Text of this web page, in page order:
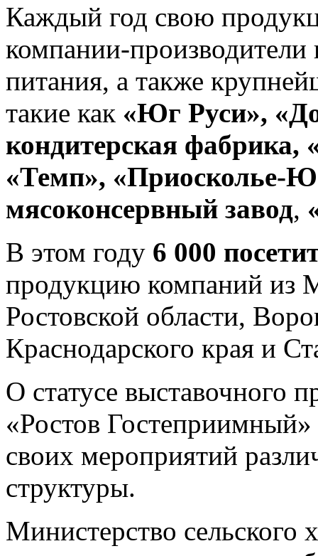
Каждый год свою
компании-
питания, а также
такие как «Юг Руси»,
кондитерская фабрика,
«Темп», «Приосколье-
мясоконсервный завод,
В этом году 6 000
продукцию компаний из
Ростовской области,
Краснодарского края и
О статусе выставочного
«Ростов
своих мероприятий
структуры.
Министерство сельского